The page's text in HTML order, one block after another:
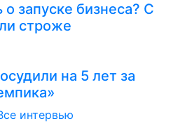
запуске бизнеса? С
строже
на 5 лет за
интервью